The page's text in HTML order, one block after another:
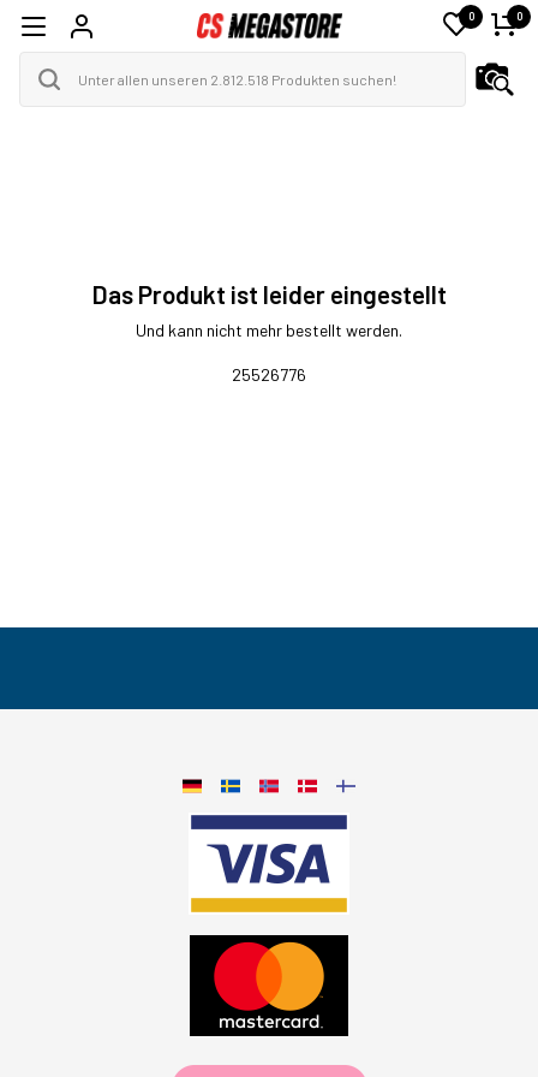
0 0
Das Produkt ist leider eingestellt
Und kann nicht mehr bestellt werden.
25526776